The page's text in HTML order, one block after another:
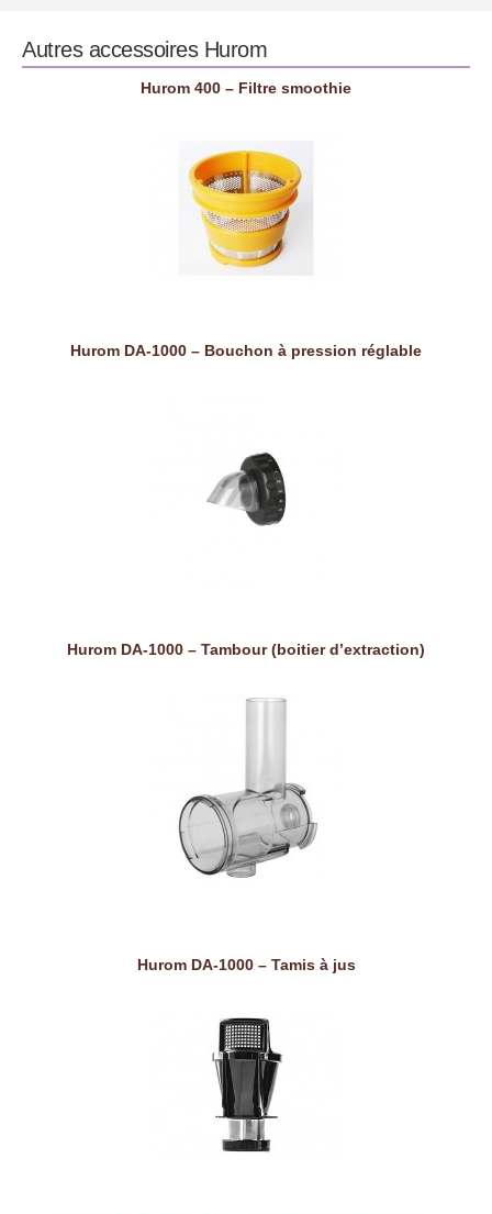
Autres accessoires Hurom
Hurom 400 – Filtre smoothie
Hurom DA-1000 – Bouchon à pression réglable
Hurom DA-1000 – Tambour (boitier d’extraction)
Hurom DA-1000 – Tamis à jus